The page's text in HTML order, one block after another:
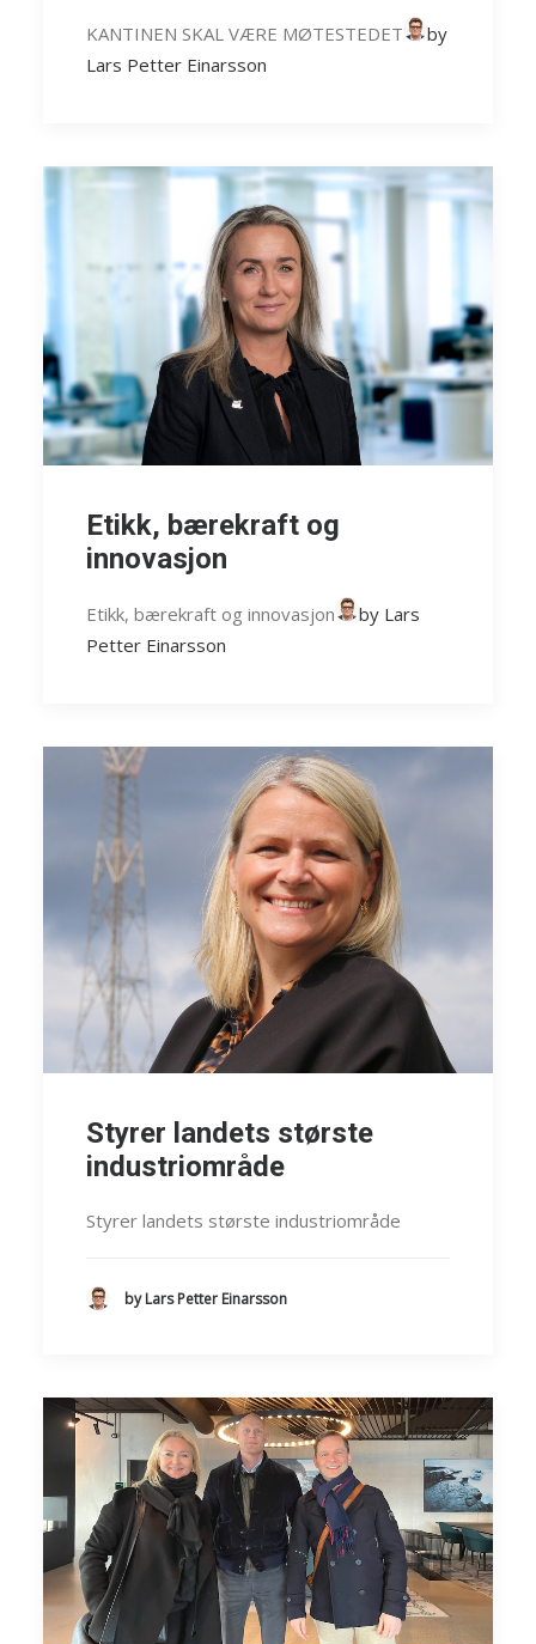
KANTINEN SKAL VÆRE MØTESTEDET
by
Lars Petter Einarsson
Etikk, bærekraft og
innovasjon
Etikk, bærekraft og innovasjon
by Lars
Petter Einarsson
Styrer landets største
industriområde
Styrer landets største industriområde
by Lars Petter Einarsson